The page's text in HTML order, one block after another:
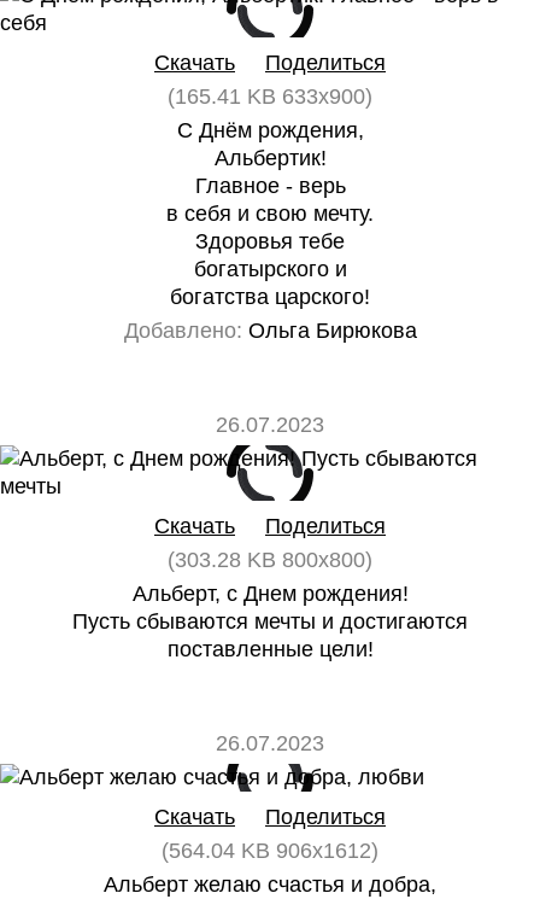
Скачать
Поделиться
(165.41 KB 633x900)
С Днём рождения,
Альбертик!
Главное - верь
в себя и свою мечту.
Здоровья тебе
богатырского и
богатства царского!
Добавлено: Ольга Бирюкова
26.07.2023
0
Скачать
Поделиться
(303.28 KB 800x800)
Альберт, с Днем рождения!
Пусть сбываются мечты и достигаются
поставленные цели!
26.07.2023
0 0
Скачать
Поделиться
(564.04 KB 906x1612)
Альберт желаю счастья и добра,